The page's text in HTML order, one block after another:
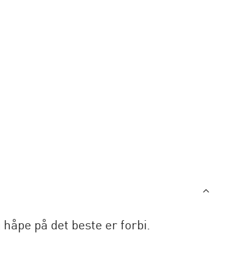
på det beste er forbi.